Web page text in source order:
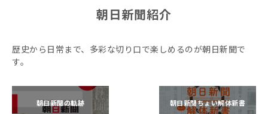
朝日新聞紹介
歴史から日常まで、多彩な切り口で楽しめるのが朝日新聞で
す。
朝日新聞の軌跡 朝日新聞ちょい解体新書